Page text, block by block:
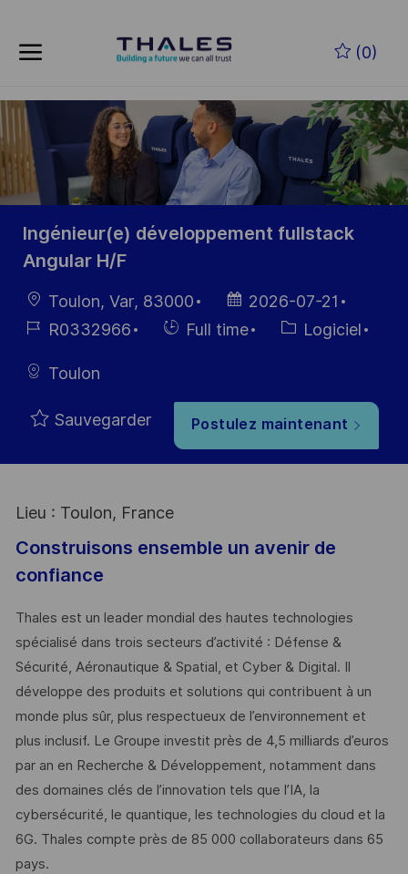
(0)
-
Ingénieur(e) développement fullstack
Angular H/F
localisation
Toulon, Var, 83000
Date
d’affichage
2026-07-21
Référence
R0332966
HiringFull time Catégorie
Logiciel
Toulon
Sauvegarder Postulez maintenant
Lieu : Toulon, France
Construisons ensemble un avenir de
confiance
Thales est un leader mondial des hautes technologies
spécialisé dans trois secteurs d’activité : Défense &
Sécurité, Aéronautique & Spatial, et Cyber & Digital. Il
développe des produits et solutions qui contribuent à un
monde plus sûr, plus respectueux de l’environnement et
plus inclusif. Le Groupe investit près de 4,5 milliards d’euros
par an en Recherche & Développement, notamment dans
des domaines clés de l’innovation tels que l’IA, la
cybersécurité, le quantique, les technologies du cloud et la
6G. Thales compte près de 85 000 collaborateurs dans 65
pays. ​